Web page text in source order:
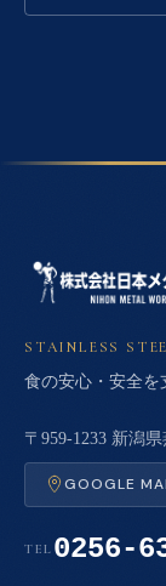
STAINLESS
食の安心・安全を
〒959-1233 新潟
GOOGLE
TEL 0256-